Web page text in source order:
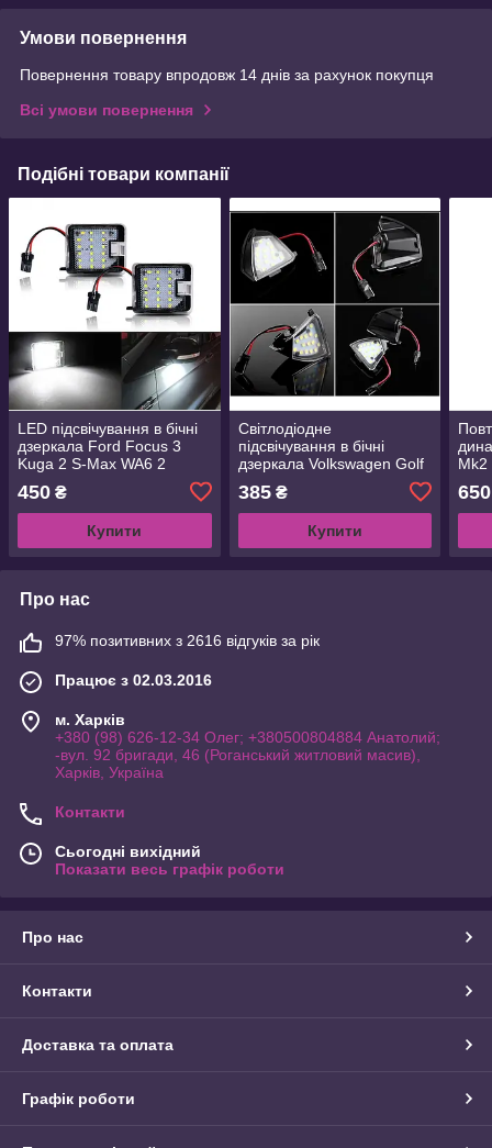
Умови повернення
Повернення товару впродовж 14 днів за рахунок покупця
Всі умови повернення
Подібні товари компанії
LED підсвічування в бічні
дзеркала Ford Focus 3
Kuga 2 S-Max WA6 2
Mondeo 4 5 Grand C-max
2 Escape
450 ₴
Купити
Світлодіодне
підсвічування в бічні
дзеркала Volkswagen Golf
5 Mk5 MkV Passat B6 Jetta
Eos Golf6
385₴
Купити
Mk2
650
Про нас
97% позитивних з 2616 відгуків за рік
Працює з 02.03.2016
м. Харків
+380 (98) 626-12-34 Олег; +380500804884 Анатолий;
-вул. 92 бригади, 46 (Роганський житловий масив),
Харків, Україна
Контакти
Сьогодні вихідний
Показати весь графік роботи
Про нас
Контакти
Доставка та оплата
Графік роботи